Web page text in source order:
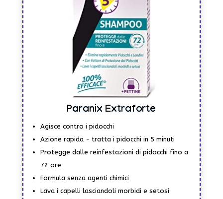
Paranix Extraforte
Agisce contro i pidocchi
Azione rapida - tratta i pidocchi in 5 minuti
Protegge dalle reinfestazioni di pidocchi fino a
72 ore
Formula senza agenti chimici
Lava i capelli lasciandoli morbidi e setosi